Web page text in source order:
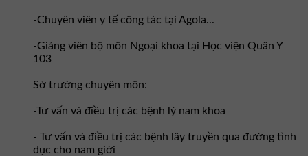
-Chuyên viên y tế công tác tại Agola...
-Giảng viên bộ môn Ngoại khoa tại Học viện Quân Y
103
Sở trưởng chuyên môn:
-Tư vấn và điều trị các bệnh lý nam khoa
- Tư vấn và điều trị các bệnh lây truyền qua đường tình
dục cho nam giới